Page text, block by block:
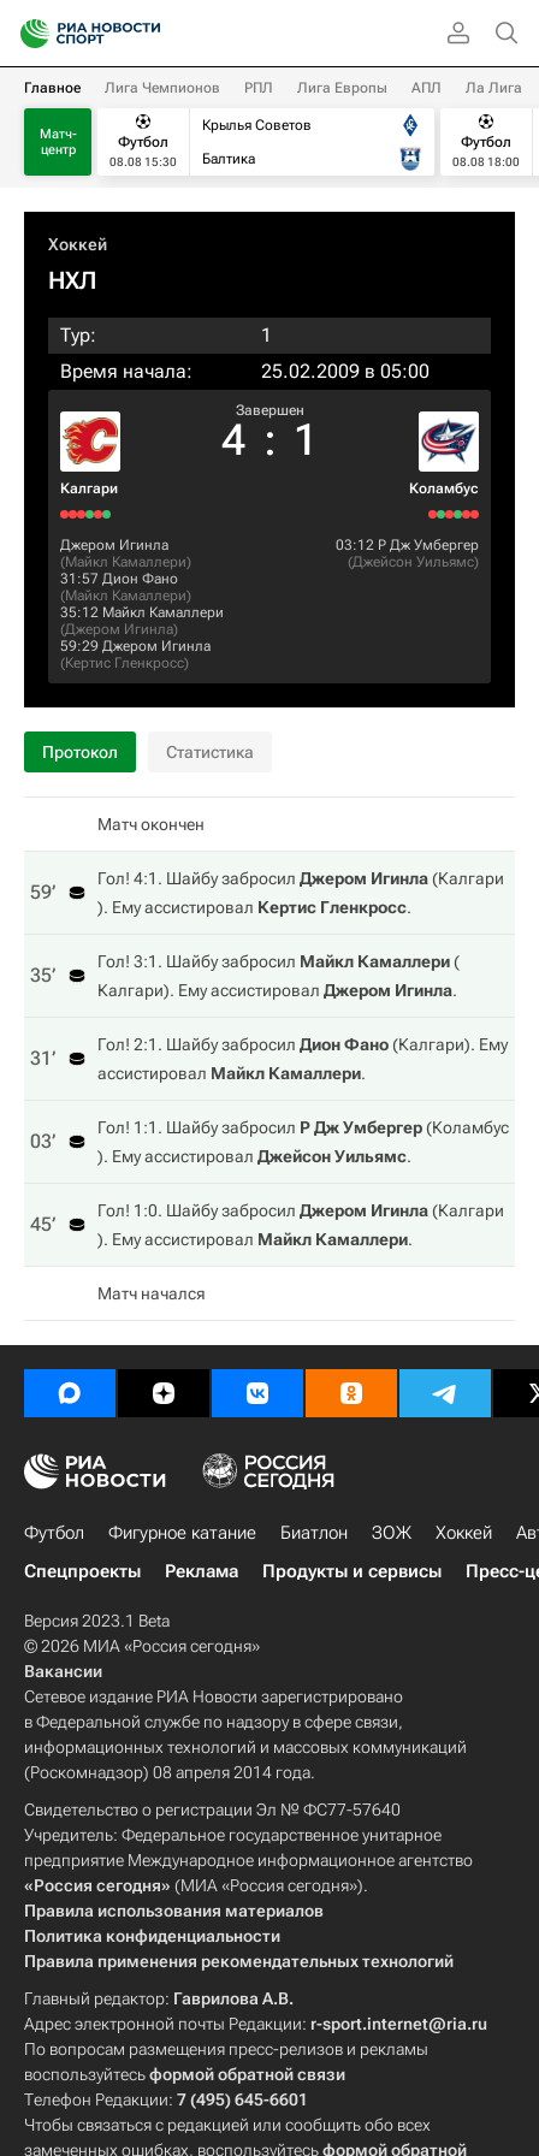
Главное Лига Чемпионов РПЛ Лига Европы АПЛ Ла Лига
Матч-
центр
Футбол
08.08 15:30
Крылья Советов
Балтика
Футбол
08.08 18:00
Хоккей
НХЛ
Тур:
1
Время начала:
25.02.2009 в 05:00
Калгари
Завершен
4 : 1
Коламбус
Джером Игинла
(Майкл Камаллери)
31:57 Дион Фано
(Майкл Камаллери)
35:12 Майкл Камаллери
(Джером Игинла)
59:29 Джером Игинла
(Кертис Гленкросс)
03:12 Р Дж Умбергер
(Джейсон Уильямс)
Протокол Статистика
Матч окончен
59‎’‎
Гол! 4:1. Шайбу забросил Джером Игинла(Калгари
). Ему ассистировал Кертис Гленкросс.
35‎’‎
Гол! 3:1. Шайбу забросил Майкл Камаллери(
Калгари). Ему ассистировал Джером Игинла.
31‎’‎
Гол! 2:1. Шайбу забросил Дион Фано(Калгари). Ему
ассистировал Майкл Камаллери.
03‎’‎
Гол! 1:1. Шайбу забросил Р Дж Умбергер(Коламбус
). Ему ассистировал Джейсон Уильямс.
45‎’‎
Гол! 1:0. Шайбу забросил Джером Игинла(Калгари
). Ему ассистировал Майкл Камаллери.
Матч начался
Футбол Фигурное катание Биатлон ЗОЖ Хоккей
Спецпроекты
Реклама Продукты и сервисы Пресс-
Версия 2023.1 Beta
© 2026 МИА «Россия сегодня»
Вакансии
Сетевое издание РИА Новости зарегистрировано
в Федеральной службе по надзору в сфере связи,
информационных технологий и массовых коммуникаций
(Роскомнадзор) 08 апреля 2014 года.
Свидетельство о регистрации Эл № ФС77-57640
Учредитель: Федеральное государственное унитарное
предприятие Международное информационное агентство
«Россия сегодня» (МИА «Россия сегодня»).
Правила использования материалов
Политика конфиденциальности
Правила применения рекомендательных технологий
Главный редактор: Гаврилова А.В.
Адрес электронной почты Редакции: r-sport.internet@ria.ru
По вопросам размещения пресс-релизов и рекламы
воспользуйтесьформой обратной связи
Телефон Редакции: 7 (495) 645-6601
Чтобы связаться с редакцией или сообщить обо всех
замеченных ошибках, воспользуйтесьформой обратной